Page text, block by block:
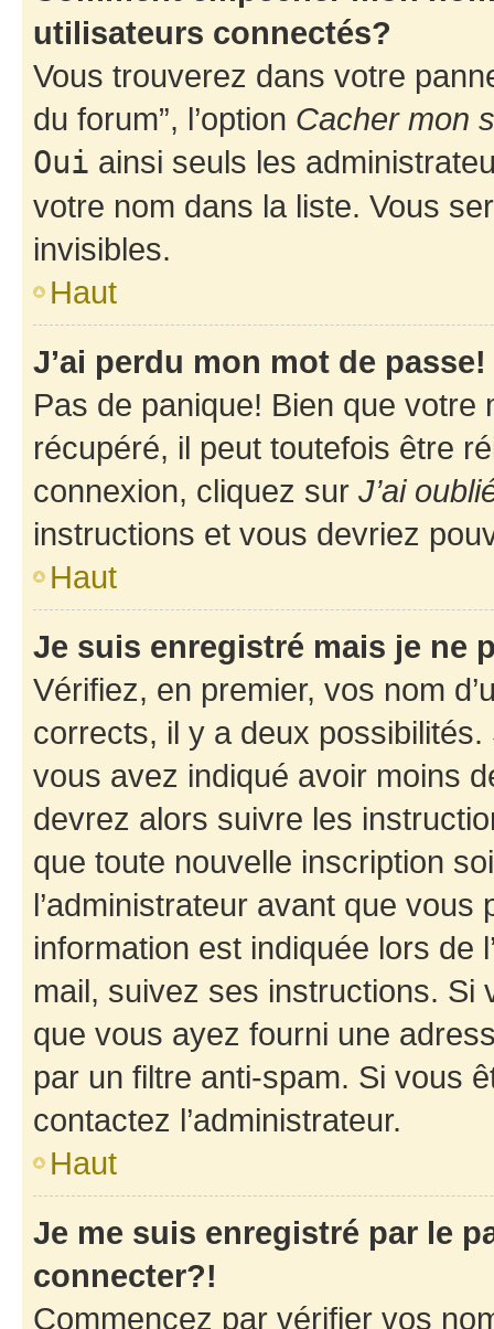
utilisateurs connectés?
Vous trouverez dans votre
du forum”, l’option Cacher mon
Oui ainsi seuls les
votre nom dans la liste. Vous
invisibles.
Haut
J’ai perdu mon mot de passe!
Pas de panique! Bien que
récupéré, il peut toutefois être
connexion, cliquez sur J’ai
instructions et vous devriez
Haut
Je suis enregistré mais je ne
Vérifiez, en premier, vos nom
corrects, il y a deux
vous avez indiqué avoir moins
devrez alors suivre les
que toute nouvelle inscription
l’administrateur avant que
information est indiquée lors de
mail, suivez ses instructions. Si
que vous ayez fourni une
par un filtre anti-spam. Si vous
contactez l’administrateur.
Haut
Je me suis enregistré par le
connecter?!
Commencez par vérifier vos